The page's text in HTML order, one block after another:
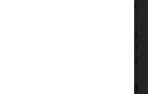
без перерыва и выходных.
СОГЛАСИЕ на
Соглашение об
использовании cookie-файлов
© Планета книги, 1998-2026